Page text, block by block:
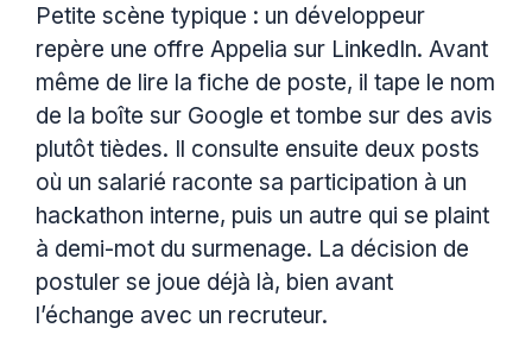
Petite scène typique : un développeur
repère une offre Appelia sur LinkedIn. Avant
même de lire la fiche de poste, il tape le nom
de la boîte sur Google et tombe sur des avis
plutôt tièdes. Il consulte ensuite deux posts
où un salarié raconte sa participation à un
hackathon interne, puis un autre qui se plaint
à demi-mot du surmenage. La décision de
postuler se joue déjà là, bien avant
l’échange avec un recruteur.